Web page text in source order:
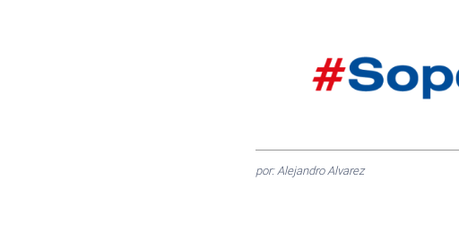
por: Alejandro Alvarez